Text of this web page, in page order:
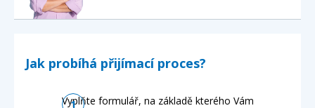
Jak probíhá přijímací proces?
Vyplňte formulář, na základě kterého Vám